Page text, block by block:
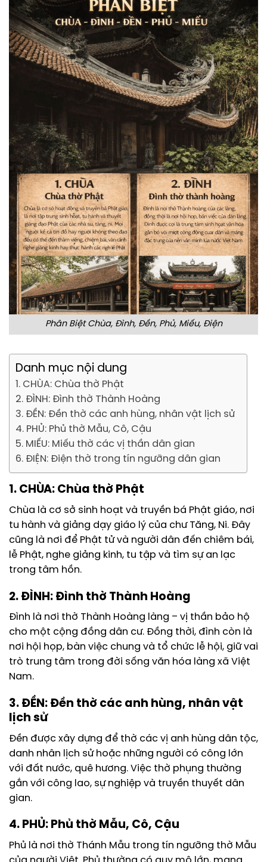
Phân Biệt Chùa, Đình, Đền, Phủ, Miếu, Điện
Danh mục nội dung
1. CHÙA: Chùa thờ Phật
2. ĐÌNH: Đình thờ Thành Hoàng
3. ĐỀN: Đền thờ các anh hùng, nhân vật lịch sử
4. PHỦ: Phủ thờ Mẫu, Cô, Cậu
5. MIẾU: Miếu thờ các vị thần dân gian
6. ĐIỆN: Điện thờ trong tín ngưỡng dân gian
1. CHÙA: Chùa thờ Phật
Chùa là cơ sở sinh hoạt và truyền bá Phật giáo, nơi
tu hành và giảng dạy giáo lý của chư Tăng, Ni. Đây
cũng là nơi để Phật tử và người dân đến chiêm bái,
lễ Phật, nghe giảng kinh, tu tập và tìm sự an lạc
trong tâm hồn.
2. ĐÌNH: Đình thờ Thành Hoàng
Đình là nơi thờ Thành Hoàng làng – vị thần bảo hộ
cho một cộng đồng dân cư. Đồng thời, đình còn là
nơi hội họp, bàn việc chung và tổ chức lễ hội, giữ vai
trò trung tâm trong đời sống văn hóa làng xã Việt
Nam.
3. ĐỀN: Đền thờ các anh hùng, nhân vật
lịch sử
Đền được xây dựng để thờ các vị anh hùng dân tộc,
danh nhân lịch sử hoặc những người có công lớn
với đất nước, quê hương. Việc thờ phụng thường
gắn với công lao, sự nghiệp và truyền thuyết dân
gian.
4. PHỦ: Phủ thờ Mẫu, Cô, Cậu
Phủ là nơi thờ Thánh Mẫu trong tín ngưỡng thờ Mẫu